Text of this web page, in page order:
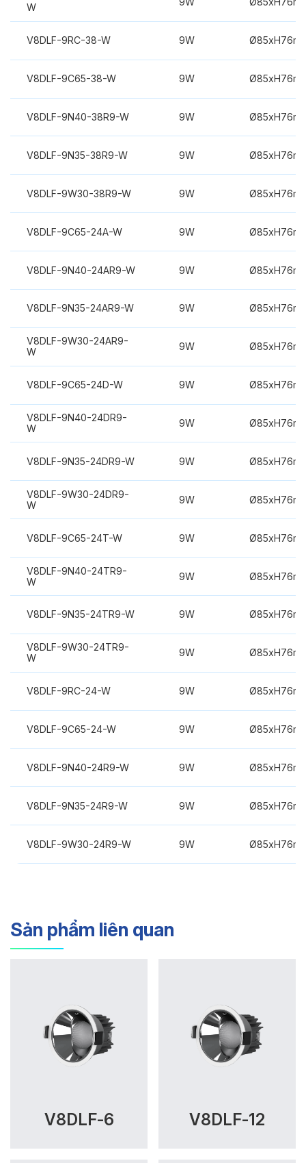
W
V8DLF-9RC-38-W 9W
V8DLF-9C65-38-W 9W
V8DLF-9N40-38R9-W 9W
V8DLF-9N35-38R9-W 9W
V8DLF-9W30-38R9-W 9W
V8DLF-9C65-24A-W 9W
V8DLF-9N40-24AR9-W 9W
V8DLF-9N35-24AR9-W 9W
V8DLF-9W30-24AR9-
W
9W
V8DLF-9C65-24D-W 9W
V8DLF-9N40-24DR9-
W
9W
V8DLF-9N35-24DR9-W 9W
V8DLF-9W30-24DR9-
W
9W
V8DLF-9C65-24T-W 9W
V8DLF-9N40-24TR9-
W
9W
V8DLF-9N35-24TR9-W 9W
V8DLF-9W30-24TR9-
W
9W
V8DLF-9RC-24-W 9W
V8DLF-9C65-24-W 9W
V8DLF-9N40-24R9-W 9W
V8DLF-9N35-24R9-W 9W
V8DLF-9W30-24R9-W 9W
Sản phẩm liên quan
V8DLF-6 V8DLF-12